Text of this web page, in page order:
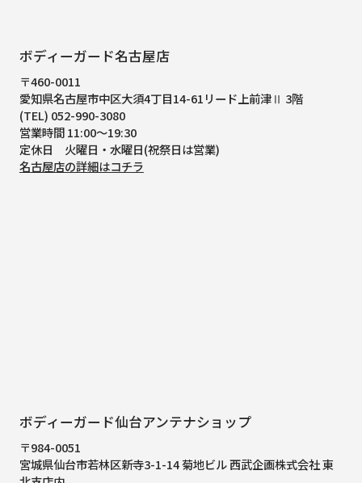
ボディーガード名古屋店
〒460-0011
愛知県名古屋市中区大須4丁目14-61リード上前津Ⅱ 3階
(TEL) 052-990-3080
営業時間 11:00～19:30
定休日 火曜日・水曜日(祝祭日は営業)
名古屋店の詳細はコチラ
ボディーガード仙台アンテナショップ
〒984-0051
宮城県仙台市若林区新寺3-1-14 菊地ビル 西武企画株式会社 東